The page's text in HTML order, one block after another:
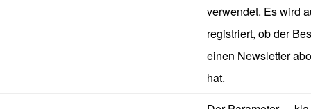
verwendet. Es wird
registriert, ob der
einen Newsletter
hat.